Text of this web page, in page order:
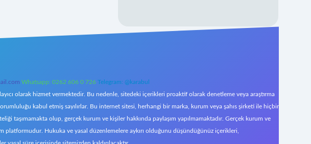
Whatsapp: 0262 606 0 726 Telegram: @karabul
olarak hizmet vermektedir. Bu nedenle, sitedeki içerikleri proaktif olarak denetleme veya araştırma
kabul etmiş sayılırlar. Bu internet sitesi, herhangi bir marka, kurum veya şahıs şirketi ile hiçbir
taşımamakta olup, gerçek kurum ve kişiler hakkında paylaşım yapılmamaktadır. Gerçek kurum ve
Hukuka ve yasal düzenlemelere aykırı olduğunu düşündüğünüz içerikleri,